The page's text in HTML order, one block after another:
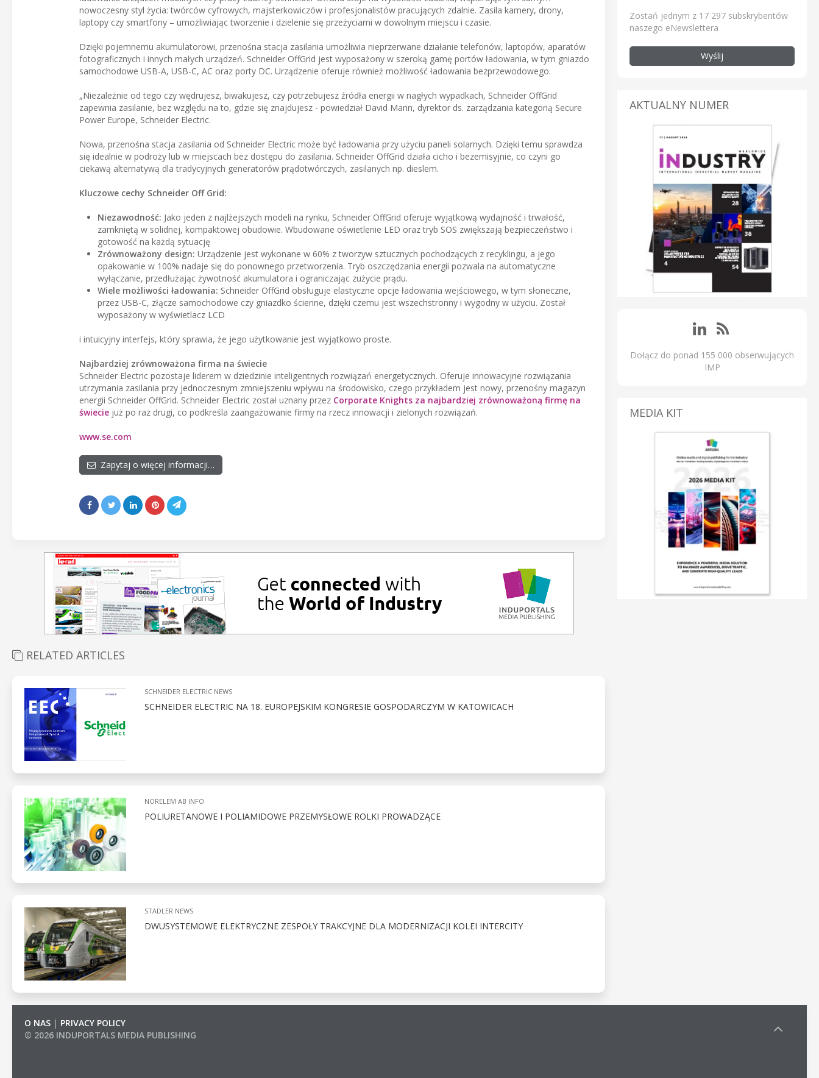
nowoczesny styl życia: twórców cyfrowych, majsterkowiczów i profesjonalistów pracujących zdalnie. Zasila kamery, drony,
laptopy czy smartfony – umożliwiając tworzenie i dzielenie się przeżyciami w dowolnym miejscu i czasie.
Dzięki pojemnemu akumulatorowi, przenośna stacja zasilania umożliwia nieprzerwane działanie telefonów, laptopów, aparatów
fotograficznych i innych małych urządzeń. Schneider OffGrid jest wyposażony w szeroką gamę portów ładowania, w tym gniazdo
samochodowe USB-A, USB-C, AC oraz porty DC. Urządzenie oferuje również możliwość ładowania bezprzewodowego.
„Niezależnie od tego czy wędrujesz, biwakujesz, czy potrzebujesz źródła energii w nagłych wypadkach, Schneider OffGrid
zapewnia zasilanie, bez względu na to, gdzie się znajdujesz - powiedział David Mann, dyrektor ds. zarządzania kategorią Secure
Power Europe, Schneider Electric.
Nowa, przenośna stacja zasilania od Schneider Electric może być ładowania przy użyciu paneli solarnych. Dzięki temu sprawdza
się idealnie w podroży lub w miejscach bez dostępu do zasilania. Schneider OffGrid działa cicho i bezemisyjnie, co czyni go
ciekawą alternatywą dla tradycyjnych generatorów prądotwórczych, zasilanych np. dieslem.
Kluczowe cechy Schneider Off Grid:
Niezawodność: Jako jeden z najlżejszych modeli na rynku, Schneider OffGrid oferuje wyjątkową wydajność i trwałość,
zamkniętą w solidnej, kompaktowej obudowie. Wbudowane oświetlenie LED oraz tryb SOS zwiększają bezpieczeństwo i
gotowość na każdą sytuację
Zrównoważony design: Urządzenie jest wykonane w 60% z tworzyw sztucznych pochodzących z recyklingu, a jego
opakowanie w 100% nadaje się do ponownego przetworzenia. Tryb oszczędzania energii pozwala na automatyczne
wyłączanie, przedłużając żywotność akumulatora i ograniczając zużycie prądu.
Wiele możliwości ładowania: Schneider OffGrid obsługuje elastyczne opcje ładowania wejściowego, w tym słoneczne,
przez USB-C, złącze samochodowe czy gniazdko ścienne, dzięki czemu jest wszechstronny i wygodny w użyciu. Został
wyposażony w wyświetlacz LCD
i intuicyjny interfejs, który sprawia, że jego użytkowanie jest wyjątkowo proste.
Najbardziej zrównoważona firma na świecie
Schneider Electric pozostaje liderem w dziedzinie inteligentnych rozwiązań energetycznych. Oferuje innowacyjne rozwiązania
utrzymania zasilania przy jednoczesnym zmniejszeniu wpływu na środowisko, czego przykładem jest nowy, przenośny magazyn
energii Schneider OffGrid. Schneider Electric został uznany przez Corporate Knights za najbardziej zrównoważoną firmę na
świecie już po raz drugi, co podkreśla zaangażowanie firmy na rzecz innowacji i zielonych rozwiązań.
www.se.com
Zapytaj o więcej informacji…
RELATED ARTICLES
SCHNEIDER ELECTRIC NEWS
SCHNEIDER ELECTRIC NA 18. EUROPEJSKIM KONGRESIE GOSPODARCZYM W KATOWICACH
NORELEM AB INFO
POLIURETANOWE I POLIAMIDOWE PRZEMYSŁOWE ROLKI PROWADZĄCE
STADLER NEWS
DWUSYSTEMOWE ELEKTRYCZNE ZESPOŁY TRAKCYJNE DLA MODERNIZACJI KOLEI INTERCITY
Zostań jednym z 17 297 subskrybentów
naszego eNewslettera
Wyślij
AKTUALNY NUMER
Dołącz do ponad 155 000 obserwujących
IMP
MEDIA KIT
O NAS | PRIVACY POLICY
© 2026 INDUPORTALS MEDIA PUBLISHING